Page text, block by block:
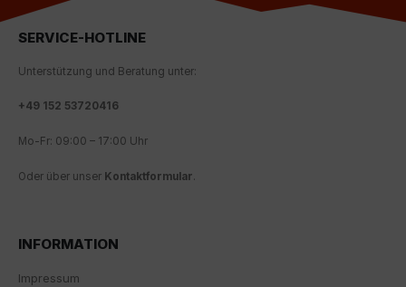
SERVICE-HOTLINE
Unterstützung und Beratung unter:
+49 152 53720416
Mo-Fr: 09:00 – 17:00 Uhr
Oder über unser Kontaktformular.
INFORMATION
Impressum
oder "individuelle Cookie-Einstellungen speichern"
essentiellen Cookies ist freiwillig. Sie können Ihre
Einstellungen auch nachträglich über die Schaltfläche
der Seite finden. Ergänzende Informationen finden Sie
verbessern. Dabei wird das Nutzerverhalten an
Verweildauer auf der Seite und die Interaktion